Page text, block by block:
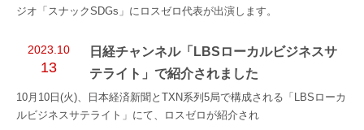
ジオ「スナックSDGs」にロスゼロ代表が出演します。
2023.10
13
日経チャンネル「LBSローカルビジネスサ
テライト」で紹介されました
10月10日(火)、日本経済新聞とTXN系列5局で構成される「LBSローカ
ルビジネスサテライト」にて、ロスゼロが紹介され